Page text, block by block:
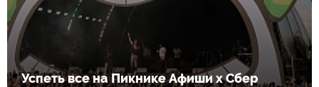
Успеть все на Пикнике Афиши x Сбер